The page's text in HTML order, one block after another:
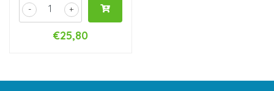
+
-
€25,80